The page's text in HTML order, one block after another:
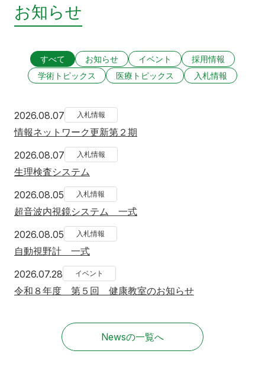
お知らせ
すべて お知らせ イベント
採用情報
学術トピックス
医療トピックス 入札情報
2026.08.07 2026年8月7日
入札情報
情報ネットワーク更新第２期
2026.08.07 2026年8月7日
入札情報
生理検査システム
2026.08.05 2026年8月5日
入札情報
超音波内視鏡システム 一式
2026.08.05 2026年8月5日
入札情報
自動視野計 一式
2026.07.28 2026年7月28日
イベント
令和８年度 第５回 健康教室のお知らせ
Newsの一覧へ